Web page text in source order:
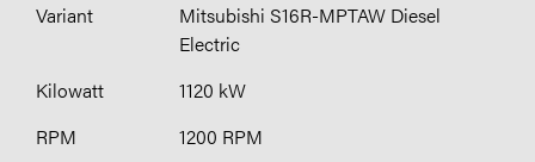
Mitsubishi S16R-MPTAW Diesel
Electric
1120 kW
1200 RPM